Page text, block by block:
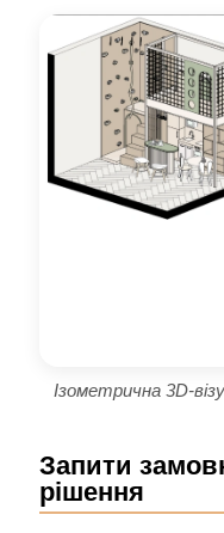
Ізометрична 3D-
Запити
рішення